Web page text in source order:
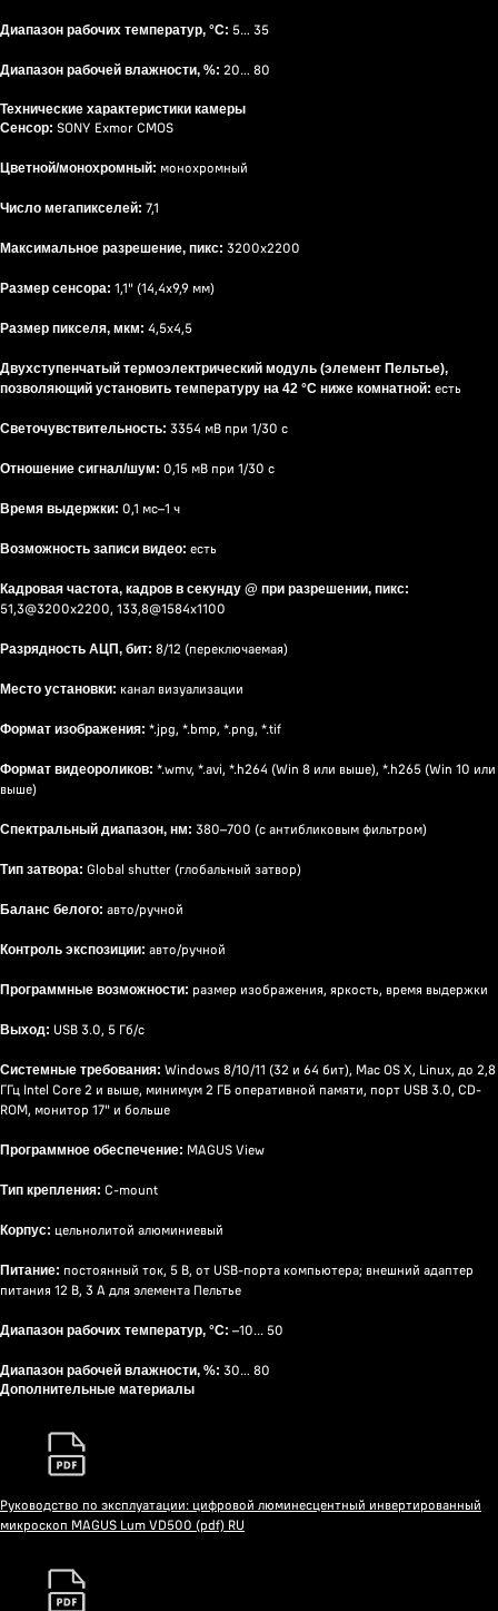
Диапазон рабочих температур, °C: 5… 35
Диапазон рабочей влажности, %: 20… 80
Технические характеристики камеры
Сенсор: SONY Exmor CMOS
Цветной/монохромный: монохромный
Число мегапикселей: 7,1
Максимальное разрешение, пикс: 3200x2200
Размер сенсора: 1,1" (14,4x9,9 мм)
Размер пикселя, мкм: 4,5x4,5
Двухступенчатый термоэлектрический модуль (элемент Пельтье),
позволяющий установить температуру на 42 °C ниже комнатной: есть
Светочувствительность: 3354 мВ при 1/30 с
Отношение сигнал/шум: 0,15 мВ при 1/30 с
Время выдержки: 0,1 мс–1 ч
Возможность записи видео: есть
Кадровая частота, кадров в секунду @ при разрешении, пикс:
51,3@3200x2200, 133,8@1584x1100
Разрядность АЦП, бит: 8/12 (переключаемая)
Место установки: канал визуализации
Формат изображения: *.jpg, *.bmp, *.png, *.tif
Формат видеороликов: *.wmv, *.avi, *.h264 (Win 8 или выше), *.h265 (Win 10 или
выше)
Спектральный диапазон, нм: 380–700 (с антибликовым фильтром)
Тип затвора: Global shutter (глобальный затвор)
Баланс белого: авто/ручной
Контроль экспозиции: авто/ручной
Программные возможности: размер изображения, яркость, время выдержки
Выход: USB 3.0, 5 Гб/с
Системные требования: Windows 8/10/11 (32 и 64 бит), Mac OS X, Linux, до 2,8
ГГц Intel Core 2 и выше, минимум 2 ГБ оперативной памяти, порт USB 3.0, CD-
ROM, монитор 17" и больше
Программное обеспечение: MAGUS View
Тип крепления: C-mount
Корпус: цельнолитой алюминиевый
Питание: постоянный ток, 5 В, от USB-порта компьютера; внешний адаптер
питания 12 В, 3 А для элемента Пельтье
Диапазон рабочих температур, °С: –10... 50
Диапазон рабочей влажности, %: 30… 80
Дополнительные материалы
Руководство по эксплуатации: цифровой люминесцентный инвертированный
микроскоп MAGUS Lum VD500 (pdf) RU